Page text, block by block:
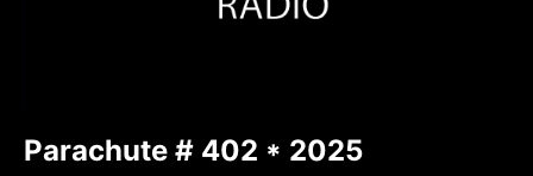
Parachute # 402 * 2025